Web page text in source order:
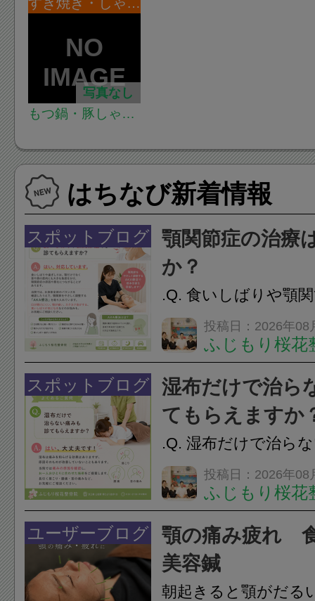
写真なし
もつ鍋・豚しゃぶ
はちなび新着情報
スポットブログ
顎関節症の治療
か？
.Q. 食いしばりや顎
らえますか？A. はい
す。食いしばりや歯
けでなく首や肩の筋
担をかけ、顎関節症
つながることがあり
投稿日：2026年08
ふじもり桜花
スポットブログ
湿布だけで治ら
てもらえますか
.Q. 湿布だけで治ら
らえますか？A. はい
湿布は痛みを和らげ
すが、原因そのもの
いこともあります。
原因を確認し、お一
投稿日：2026年08
ふじもり桜花
ユーザーブログ
顎の痛み疲れ
美容鍼
朝起きると顎がだる